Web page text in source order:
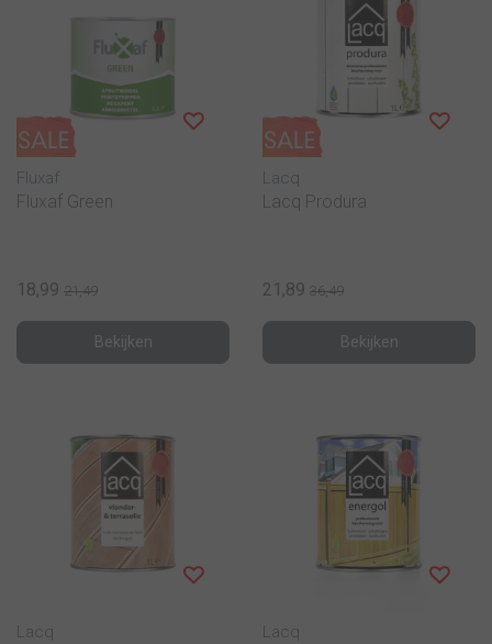
Fluxaf
Fluxaf Green
18,99 21,49
Bekijken
Lacq
Lacq Produra
21,89 36,49
Bekijken
Lacq Lacq